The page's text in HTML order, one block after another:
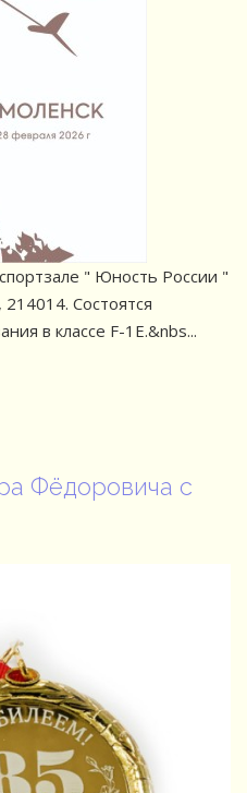
" Юность России "
Состоятся
в классе F-1E.&nbs...
Фёдоровича с